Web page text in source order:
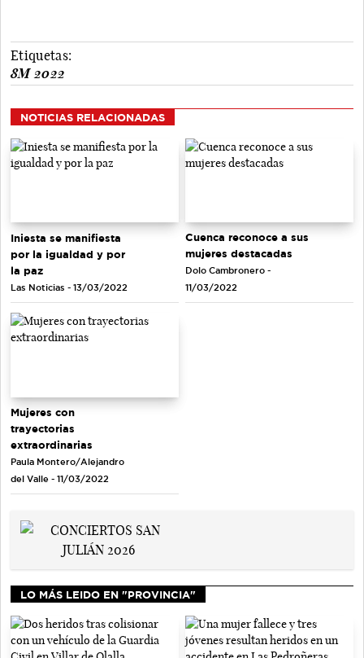
Etiquetas:
8M 2022
NOTICIAS RELACIONADAS
Iniesta se manifiesta
por la igualdad y por
la paz
Las Noticias - 13/03/2022
Cuenca reconoce a sus
mujeres destacadas
Dolo Cambronero -
11/03/2022
Mujeres con
trayectorias
extraordinarias
Paula Montero/Alejandro
del Valle - 11/03/2022
LO MÁS LEIDO EN "PROVINCIA"